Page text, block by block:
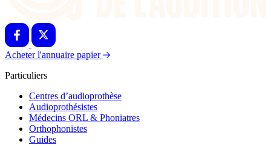
Acheter l'annuaire papier
Particuliers
Centres d’audioprothèse
Audioprothésistes
Médecins ORL & Phoniatres
Orthophonistes
Guides